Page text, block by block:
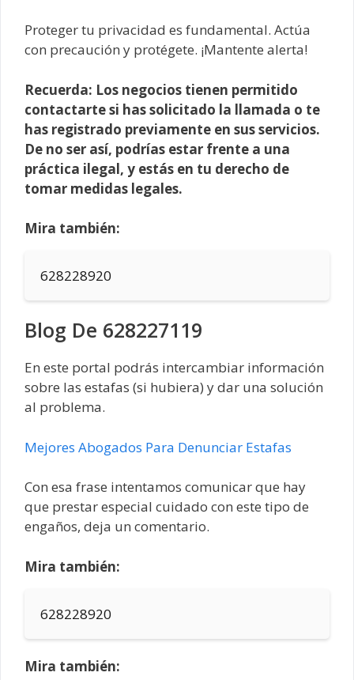
Proteger tu privacidad es fundamental. Actúa
con precaución y protégete. ¡Mantente alerta!
Recuerda: Los negocios tienen permitido
contactarte si has solicitado la llamada o te
has registrado previamente en sus servicios.
De no ser así, podrías estar frente a una
práctica ilegal, y estás en tu derecho de
tomar medidas legales.
Mira también:
628228920
Blog De 628227119
En este portal podrás intercambiar información
sobre las estafas (si hubiera) y dar una solución
al problema.
Mejores Abogados Para Denunciar Estafas
Con esa frase intentamos comunicar que hay
que prestar especial cuidado con este tipo de
engaños, deja un comentario.
Mira también:
628228920
Mira también: